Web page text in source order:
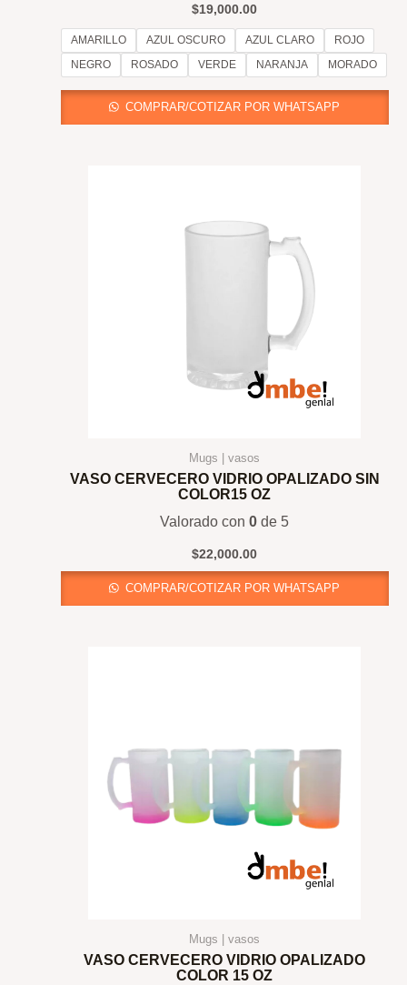
$19,000.00
AMARILLO AZUL OSCURO AZUL CLARO
ROJO
NEGRO
ROSADO VERDE NARANJA MORADO
COMPRAR/COTIZAR POR WHATSAPP
Mugs | vasos
VASO CERVECERO VIDRIO OPALIZADO SIN
COLOR15 OZ
Valorado con0 de 5
$22,000.00
COMPRAR/COTIZAR POR WHATSAPP
Mugs | vasos
VASO CERVECERO VIDRIO OPALIZADO
COLOR 15 OZ